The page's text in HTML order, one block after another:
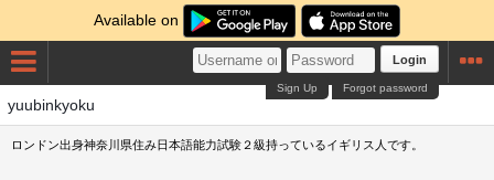
Available on
Login
Forgot password
Sign Up
yuubinkyoku
ロンドン出身神奈川県住み日本語能力試験２級持っているイギリス人です。